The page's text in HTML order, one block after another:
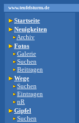
www.teufelsturm.de
Startseite
Neuigkeiten
Archiv
Fotos
Galerie
Suchen
Beitragen
Wege
Suchen
Eintragen
nR
Gipfel
Suchen